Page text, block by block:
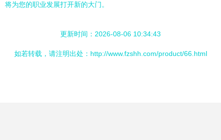
将为您的职业发展打开新的大门。
更新时间：2026-08-06 10:34:43
如若转载，请注明出处：http://www.fzshh.com/product/66.html